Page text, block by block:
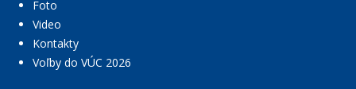
Foto
Video
Kontakty
Voľby do VÚC 2026